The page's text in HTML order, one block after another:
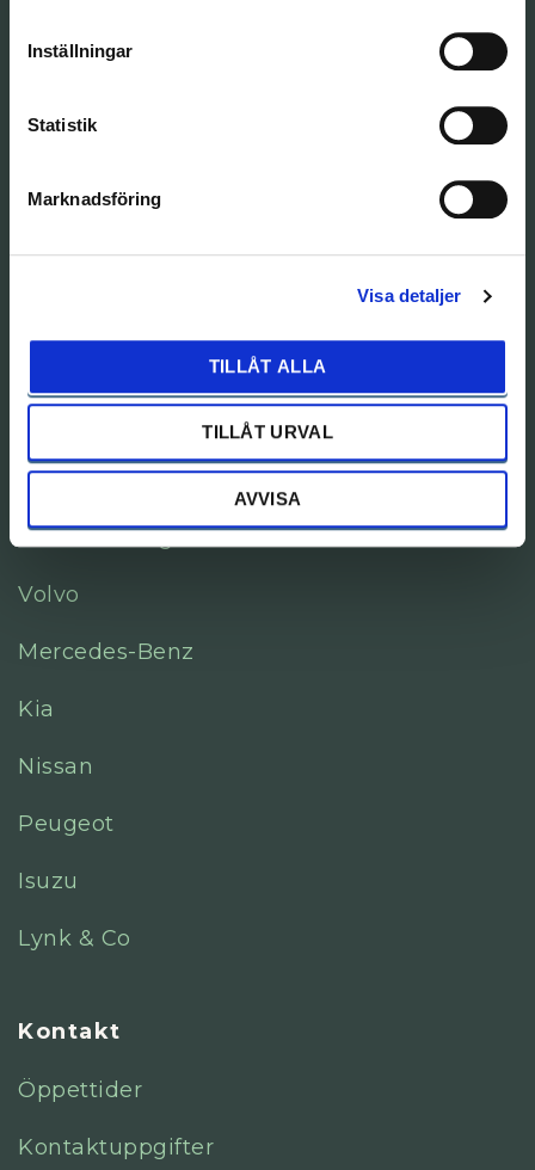
Inställningar
Statistik
Marknadsföring
Visa detaljer
TILLÅT ALLA
TILLÅT URVAL
AVVISA
Mercedes-Benz
Peugeot
Skadecenter Dalarna
Bilförsäljning
Alla bilar i lager
Volvo
Mercedes-Benz
Kia
Nissan
Peugeot
Isuzu
Lynk & Co
Kontakt
Öppettider
Kontaktuppgifter